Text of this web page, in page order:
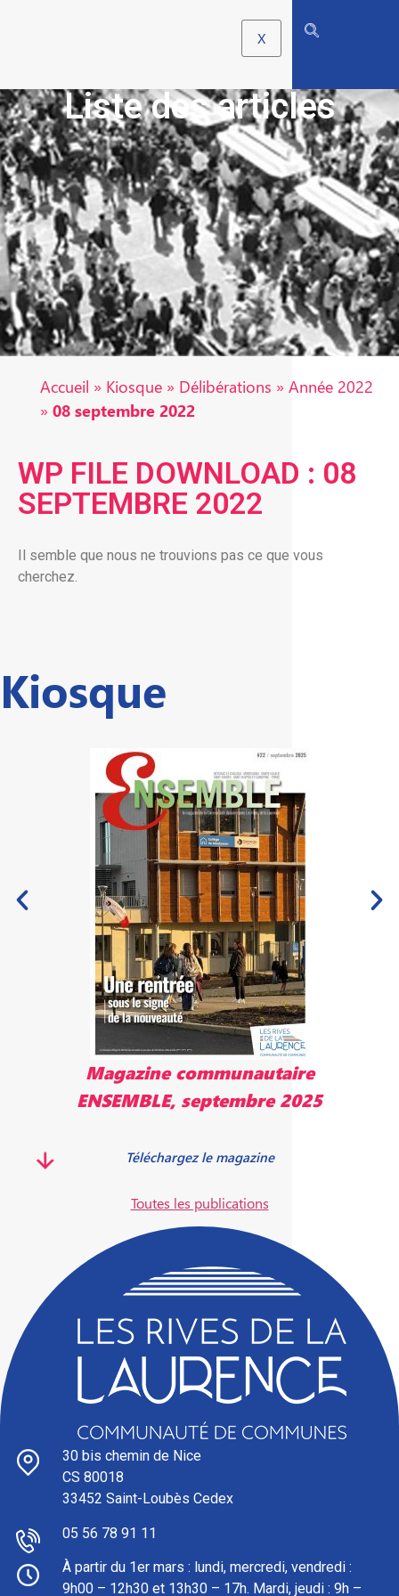
X
Liste des articles
Accueil » Kiosque » Délibérations » Année 2022
» 08 septembre 2022
WP FILE DOWNLOAD : 08
SEPTEMBRE 2022
Il semble que nous ne trouvions pas ce que vous
cherchez.
30 bis chemin de Nice
CS 80018
33452 Saint-Loubès Cedex
05 56 78 91 11
À partir du 1er mars : l undi, mercredi, vendredi :
9h00 – 12h30 et 13h30 – 17h. Mardi, jeudi : 9h –
Kiosque
Magazine communautaire
ENSEMBLE, septembre 2025
Téléchargez le magazine
Toutes les publications